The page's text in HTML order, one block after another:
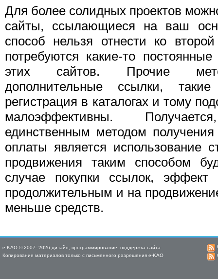
Для более солидных проектов
сайты, ссылающиеся на ваш
способ нельзя отнести ко
потребуются какие-то
этих сайтов. Прочие
дополнительные ссылки,
регистрация в каталогах и тому
малоэффективны.
единственным методом
оплаты является использование
продвижения таким способом
случае покупки ссылок, эффект
продолжительным и на
меньше средств.
e-KAO © 2007–2026 дизайн, программирование, поддержка сайта
Копирование материалов только с письменного разрешения e-KAO